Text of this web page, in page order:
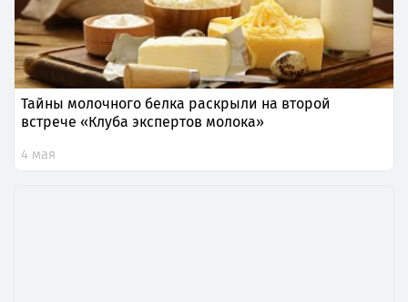
Тайны молочного белка раскрыли на второй
встрече «Клуба экспертов молока»
4 мая